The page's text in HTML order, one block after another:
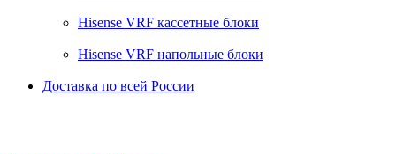
Hisense VRF кассетные блоки
Hisense VRF напольные блоки
Доставка по всей России